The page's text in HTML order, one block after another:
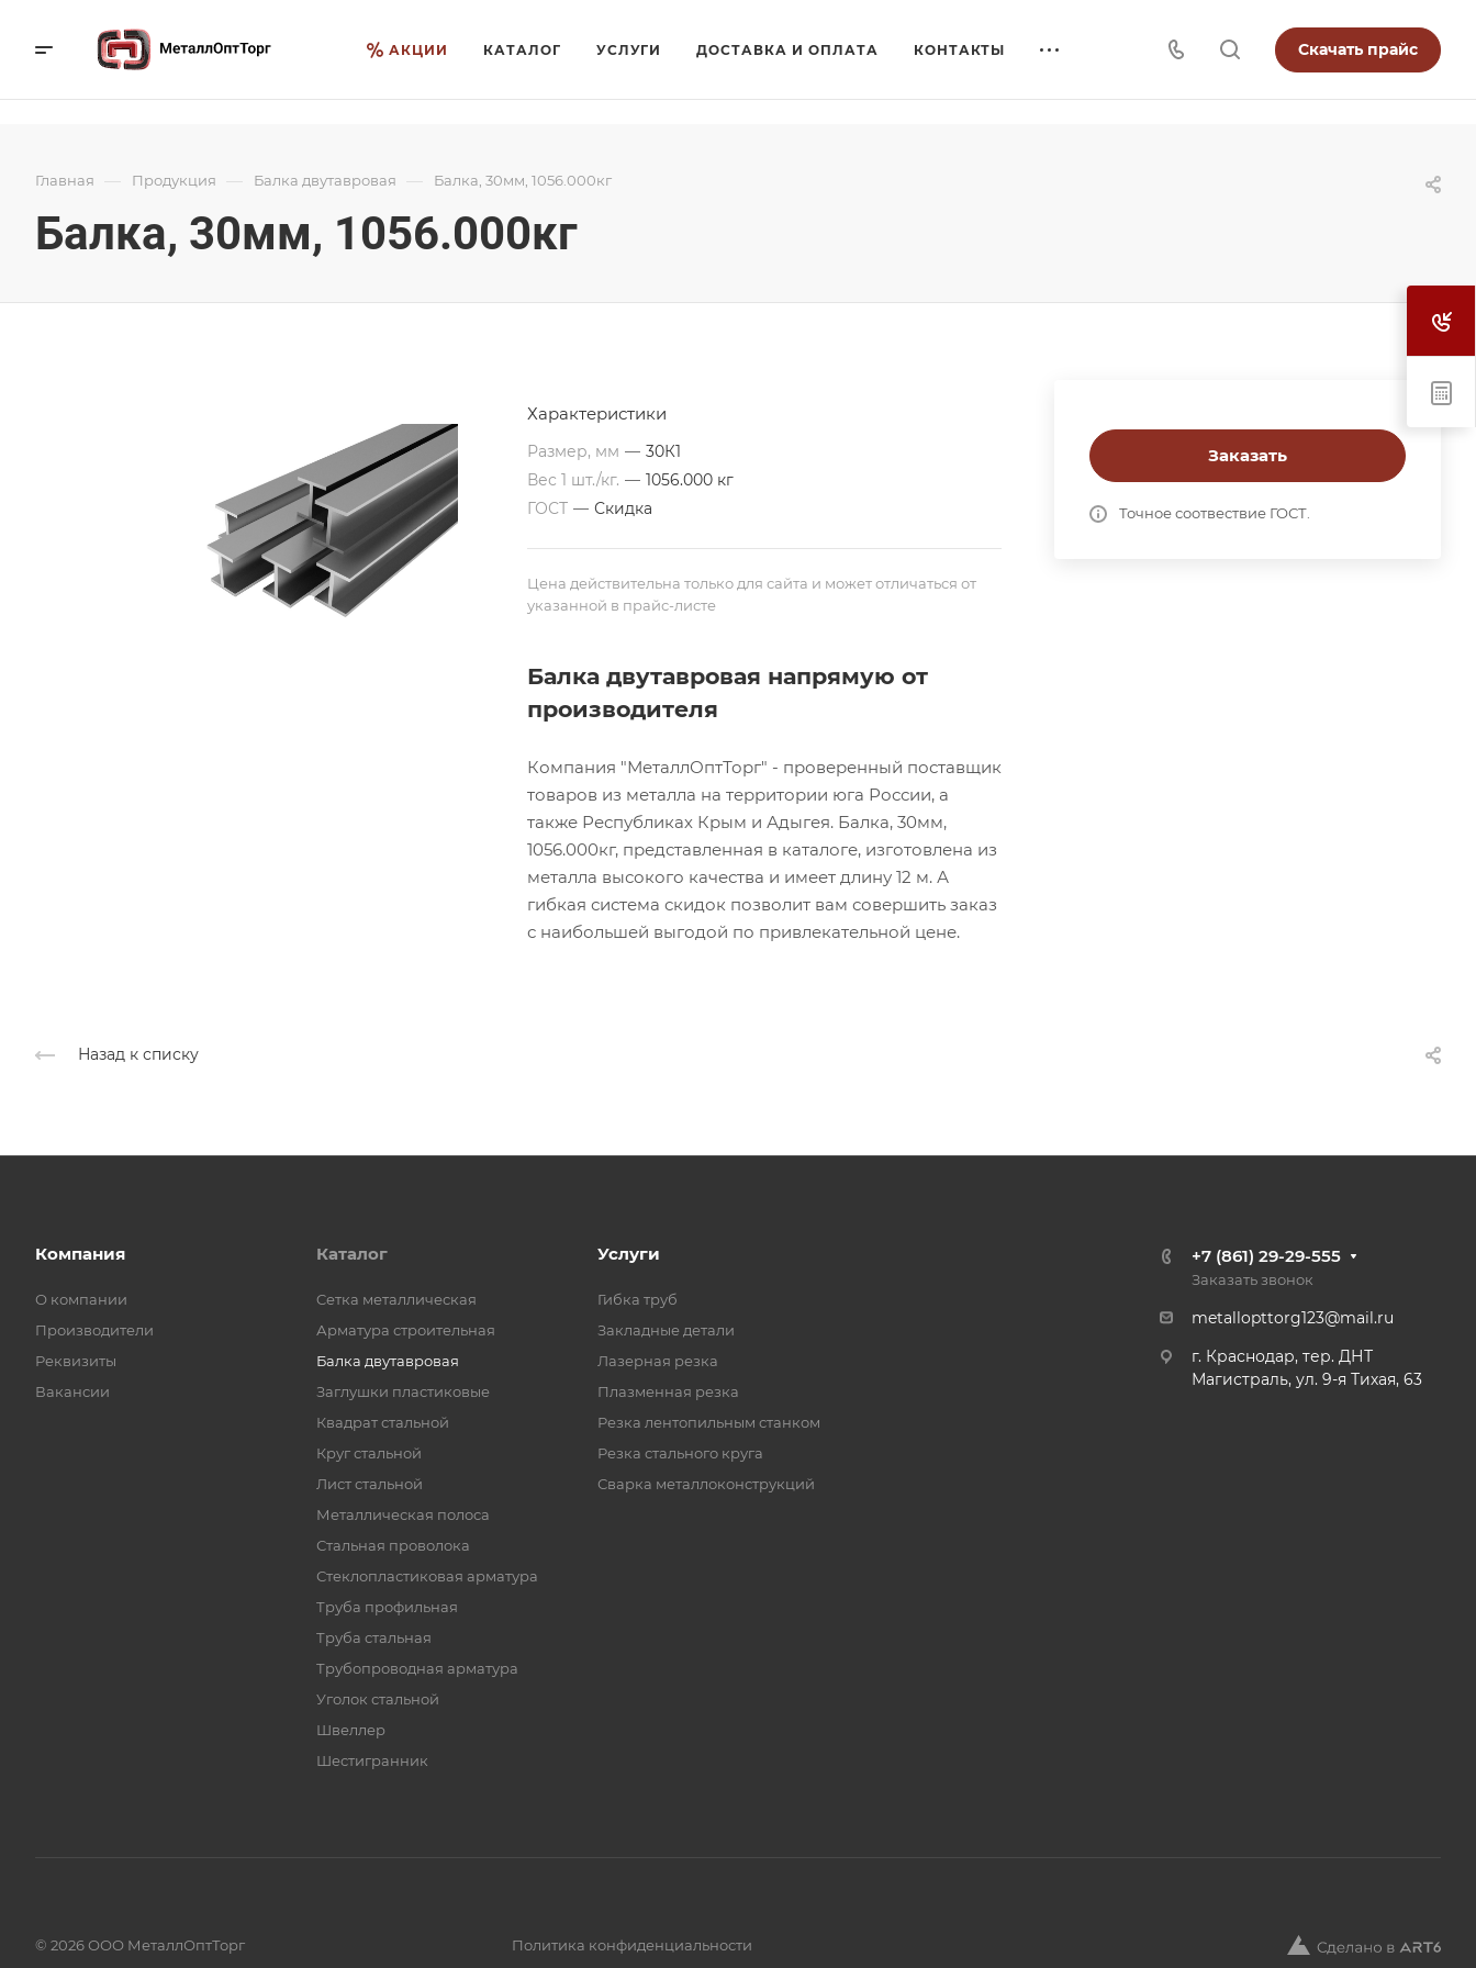
АКЦИИ КАТАЛОГ УСЛУГИ ДОСТАВКА И ОПЛАТА КОНТАКТЫ Скачать прайс
Главная — Продукция — Балка двутавровая — Балка, 30мм, 1056.000кг
Балка, 30мм, 1056.000кг
Заказать
Точное соотвествие ГОСТ.
Характеристики
Размер, мм — 30К1
Вес 1 шт./кг. — 1056.000 кг
ГОСТ — Скидка
Цена действительна только для сайта и может отличаться от
указанной в прайс-листе
Балка двутавровая напрямую от
производителя
Компания "МеталлОптТорг" - проверенный поставщик
товаров из металла на территории юга России, а
также Республиках Крым и Адыгея. Балка, 30мм,
1056.000кг, представленная в каталоге, изготовлена из
металла высокого качества и имеет длину 12 м. А
гибкая система скидок позволит вам совершить заказ
с наибольшей выгодой по привлекательной цене.
Назад к списку
Компания
О компании
Производители
Реквизиты
Вакансии
Каталог
Cетка металлическая
Арматура строительная
Балка двутавровая
Заглушки пластиковые
Квадрат стальной
Круг стальной
Лист стальной
Металлическая полоса
Стальная проволока
Стеклопластиковая арматура
Труба профильная
Труба стальная
Трубопроводная арматура
Уголок стальной
Швеллер
Шестигранник
Услуги
Гибка труб
Закладные детали
Лазерная резка
Плазменная резка
Резка лентопильным станком
Резка стального круга
Сварка металлоконструкций
+7 (861) 29-29-555
Заказать звонок
metallopttorg123@mail.ru
г. Краснодар, тер. ДНТ
Магистраль, ул. 9-я Тихая, 63
© 2026 ООО МеталлОптТорг Политика конфиденциальности